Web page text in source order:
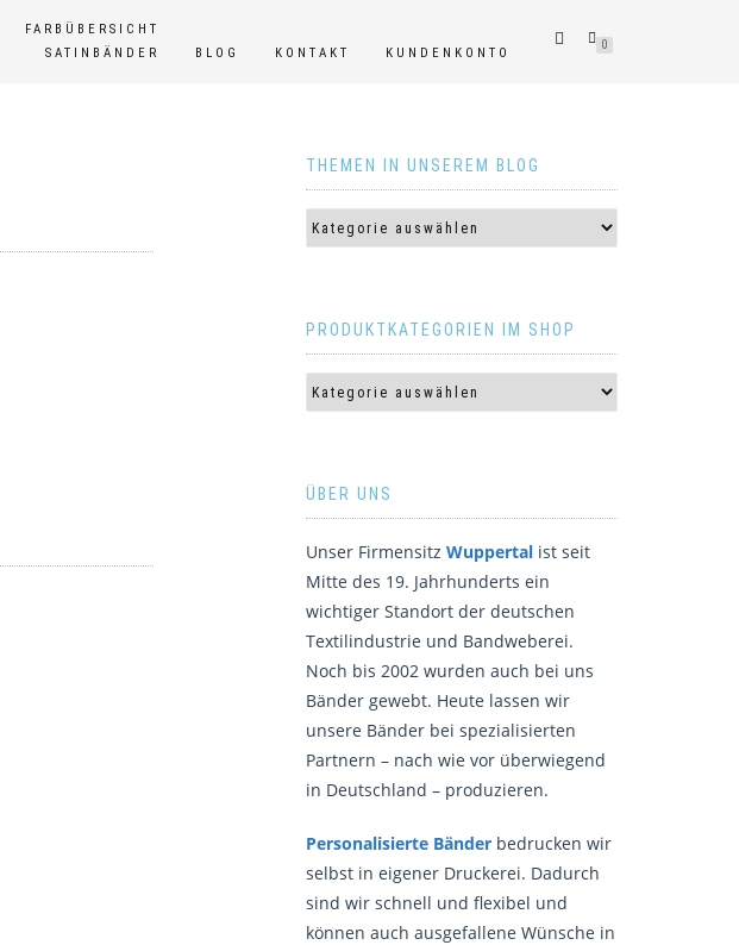
FARBÜBERSICHT
SATINBÄNDER
BLOG KONTAKT KUNDENKONTO
0
THEMEN IN UNSEREM BLOG
PRODUKTKATEGORIEN IM SHOP
ÜBER UNS
Unser Firmensitz Wuppertalist seit
Mitte des 19. Jahrhunderts ein
wichtiger Standort der deutschen
Textilindustrie und Bandweberei.
Noch bis 2002 wurden auch bei uns
Bänder gewebt. Heute lassen wir
unsere Bänder bei spezialisierten
Partnern – nach wie vor überwiegend
in Deutschland – produzieren.
Personalisierte Bänderbedrucken wir
selbst in eigener Druckerei. Dadurch
sind wir schnell und flexibel und
können auch ausgefallene Wünsche in